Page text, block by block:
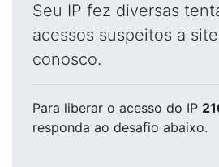
Seu IP fez diversas
acessos suspeitos a
conosco.
Para liberar o acesso do IP
responda ao desafio abaixo.